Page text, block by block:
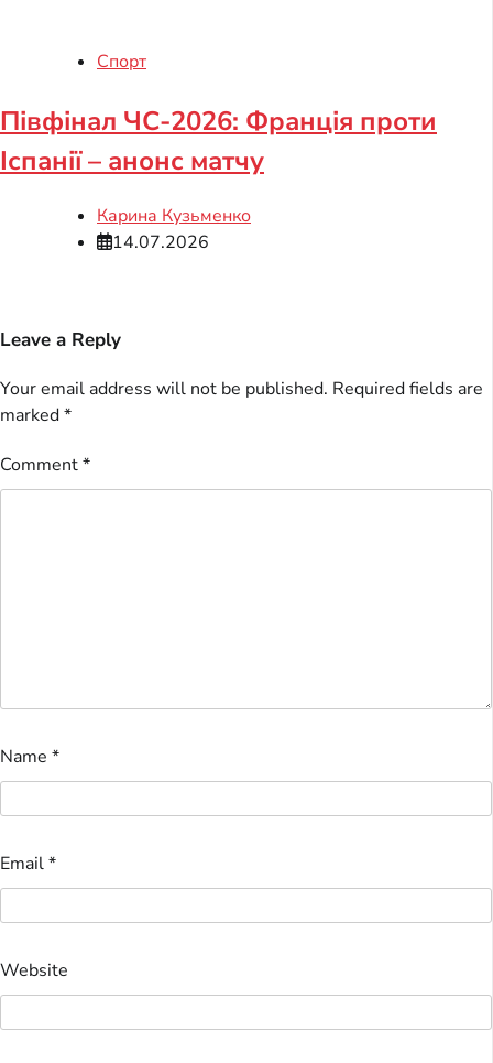
Спорт
Півфінал ЧС-2026: Франція проти
Іспанії – анонс матчу
Карина Кузьменко
14.07.2026
Leave a Reply
Your email address will not be published. Required fields are
marked*
Comment*
Name *
Email*
Website